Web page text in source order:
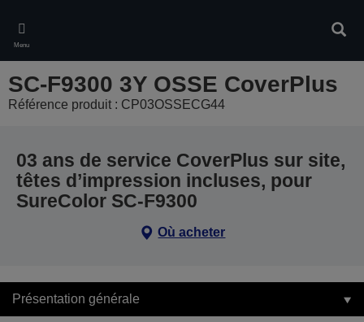
main
content
Menu
SC-F9300 3Y OSSE CoverPlus
Référence produit : CP03OSSECG44
03 ans de service CoverPlus sur site,
têtes d’impression incluses, pour
SureColor SC-F9300
Où acheter
Présentation générale